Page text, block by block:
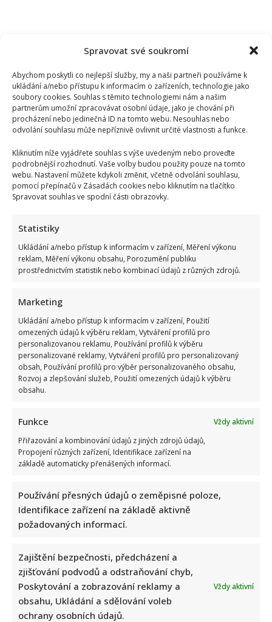
Spravovat své soukromí
Abychom poskytli co nejlepší služby, my a naši partneři používáme k
ukládání a/nebo přístupu k informacím o zařízeních, technologie jako
soubory cookies. Souhlas s těmito technologiemi nám a našim
partnerům umožní zpracovávat osobní údaje, jako je chování při
procházení nebo jedinečná ID na tomto webu. Nesouhlas nebo
odvolání souhlasu může nepříznivě ovlivnit určité vlastnosti a funkce.
Kliknutím níže vyjádřete souhlas s výše uvedeným nebo proveďte
podrobnější rozhodnutí. Vaše volby budou použity pouze na tomto
webu. Nastavení můžete kdykoli změnit, včetně odvolání souhlasu,
pomocí přepínačů v Zásadách cookies nebo kliknutím na tlačítko
Spravovat souhlas ve spodní části obrazovky.
Statistiky
Ukládání a/nebo přístup k informacím v zařízení, Měření výkonu
reklam, Měření výkonu obsahu, Porozumění publiku
prostřednictvím statistik nebo kombinací údajů z různých zdrojů.
Marketing
Ukládání a/nebo přístup k informacím v zařízení, Použití
omezených údajů k výběru reklam, Vytváření profilů pro
personalizovanou reklamu, Používání profilů k výběru
personalizované reklamy, Vytváření profilů pro personalizovaný
obsah, Používání profilů pro výběr personalizovaného obsahu,
Rozvoj a zlepšování služeb, Použití omezených údajů k výběru
obsahu.
Funkce
Vždy aktivní
Přiřazování a kombinování údajů z jiných zdrojů údajů,
Propojení různých zařízení, Identifikace zařízení na
základě automaticky přenášených informací.
Používání přesných údajů o zeměpisné poloze,
Identifikace zařízení na základě aktivně
požadovaných informací.
Zajištění bezpečnosti, předcházení a
zjišťování podvodů a odstraňování chyb,
Poskytování a zobrazování reklamy a
obsahu, Ukládání a sdělování voleb
ochrany osobních údajů.
Vždy aktivní
smrt, jeho sestra takové štěstí neměla
Petr Fiala sdílel video s delfíny, kvůli kterému je terčem
posměchu: Mnozí ho považují za bizár
Prezident Pavel vyrazil na tajnou dovolenou: Prozradila ho
Kvíz pro milovníky češtiny: 10 otázek na slovní zásobu
odhalí, kdo patří mezi jazykové experty